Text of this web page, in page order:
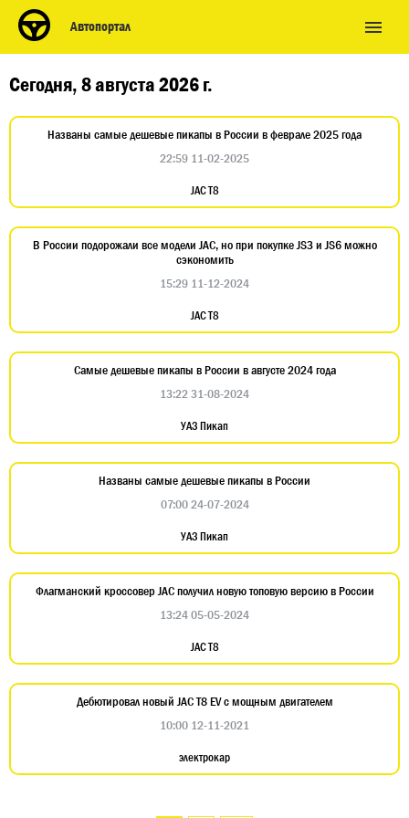
Автопортал
Сегодня, 8 августа 2026 г.
Названы самые дешевые пикапы в России в феврале 2025 года
22:59 11-02-2025
JAC T8
В России подорожали все модели JAC, но при покупке JS3 и JS6 можно
сэкономить
15:29 11-12-2024
JAC T8
Самые дешевые пикапы в России в августе 2024 года
13:22 31-08-2024
УАЗ Пикап
Названы самые дешевые пикапы в России
07:00 24-07-2024
УАЗ Пикап
Флагманский кроссовер JAC получил новую топовую версию в России
13:24 05-05-2024
JAC T8
Дебютировал новый JAC T8 EV с мощным двигателем
10:00 12-11-2021
электрокар